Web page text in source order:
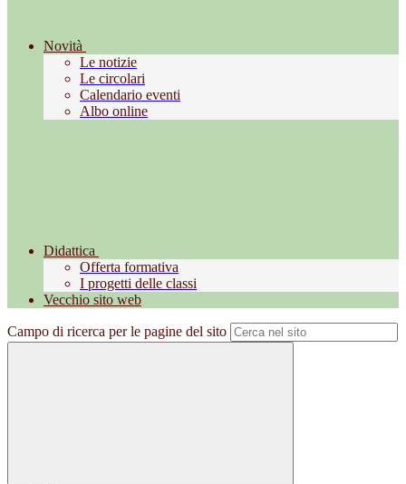
Novità
Le notizie
Le circolari
Calendario eventi
Albo online
Didattica
Offerta formativa
I progetti delle classi
Vecchio sito web
Campo di ricerca per le pagine del sito